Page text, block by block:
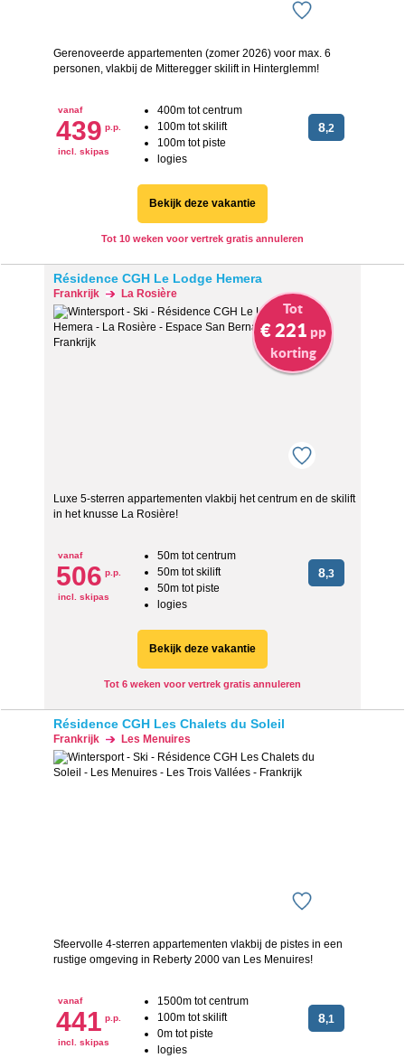
Gerenoveerde appartementen (zomer 2026) voor max. 6
personen, vlakbij de Mitteregger skilift in Hinterglemm!
vanaf
439 p.p.
incl. skipas
400m tot centrum
100m tot skilift
100m tot piste
logies
8,2
Bekijk deze vakantie
Tot 10 weken voor vertrek gratis annuleren
Résidence CGH Le Lodge Hemera
Frankrijk La Rosière
Tot
€ 221 pp
korting
Luxe 5-sterren appartementen vlakbij het centrum en de skilift
in het knusse La Rosière!
vanaf
506 p.p.
incl. skipas
50m tot centrum
50m tot skilift
50m tot piste
logies
8,3
Bekijk deze vakantie
Tot 6 weken voor vertrek gratis annuleren
Résidence CGH Les Chalets du Soleil
Frankrijk Les Menuires
Sfeervolle 4-sterren appartementen vlakbij de pistes in een
rustige omgeving in Reberty 2000 van Les Menuires!
vanaf
441 p.p.
incl. skipas
1500m tot centrum
100m tot skilift
0m tot piste
logies
8,1